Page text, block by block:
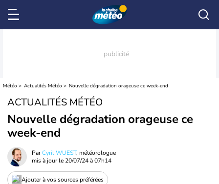
Météo Actualités Météo Nouvelle dégradation orageuse ce week-end
ACTUALITÉS MÉTÉO
Nouvelle dégradation orageuse ce
week-end
ParCyril WUEST, météorologue
mis à jour le 20/07/24 à 07h14
Ajouter à vos sources préférées